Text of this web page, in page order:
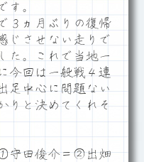
す。
３ヵ月ぶりの復帰
じさせない走りで
た。これで当地一
今回は一般戦４連
足中心に問題ない
りと決めてくれそ
守田俊介＝②出畑